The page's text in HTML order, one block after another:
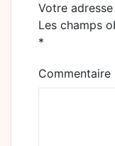
Votre
Les champs
*
Commentaire